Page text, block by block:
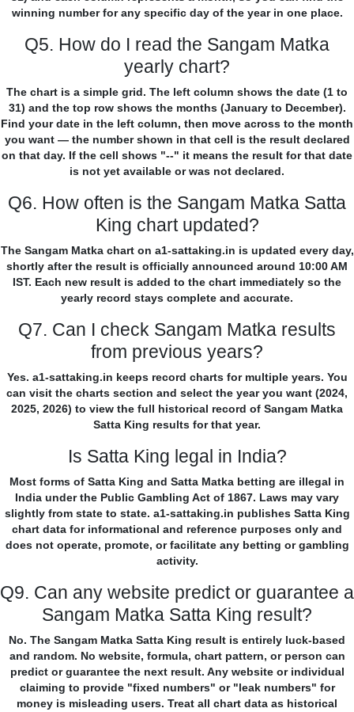
winning number for any specific day of the year in one place.
Q5. How do I read the Sangam Matka
yearly chart?
The chart is a simple grid. The left column shows the date (1 to
31) and the top row shows the months (January to December).
Find your date in the left column, then move across to the month
you want — the number shown in that cell is the result declared
on that day. If the cell shows "--" it means the result for that date
is not yet available or was not declared.
Q6. How often is the Sangam Matka Satta
King chart updated?
The Sangam Matka chart on a1-sattaking.in is updated every day,
shortly after the result is officially announced around 10:00 AM
IST. Each new result is added to the chart immediately so the
yearly record stays complete and accurate.
Q7. Can I check Sangam Matka results
from previous years?
Yes. a1-sattaking.in keeps record charts for multiple years. You
can visit the charts section and select the year you want (2024,
2025, 2026) to view the full historical record of Sangam Matka
Satta King results for that year.
Is Satta King legal in India?
Most forms of Satta King and Satta Matka betting are illegal in
India under the Public Gambling Act of 1867. Laws may vary
slightly from state to state. a1-sattaking.in publishes Satta King
chart data for informational and reference purposes only and
does not operate, promote, or facilitate any betting or gambling
activity.
Q9. Can any website predict or guarantee a
Sangam Matka Satta King result?
No. The Sangam Matka Satta King result is entirely luck-based
and random. No website, formula, chart pattern, or person can
predict or guarantee the next result. Any website or individual
claiming to provide "fixed numbers" or "leak numbers" for
money is misleading users. Treat all chart data as historical